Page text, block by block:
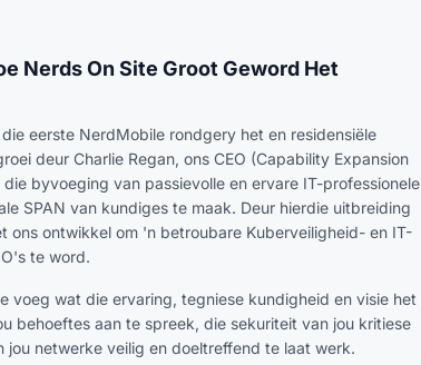
Nerds On Site Groot Geword Het
eerste NerdMobile rondgery het en residensiële
deur Charlie Regan, ons CEO (Capability Expansion
byvoeging van passievolle en ervare IT-professionele
SPAN van kundiges te maak. Deur hierdie uitbreiding
ons ontwikkel om 'n betroubare Kuberveiligheid- en IT-
te word.
voeg wat die ervaring, tegniese kundigheid en visie het
behoeftes aan te spreek, die sekuriteit van jou kritiese
jou netwerke veilig en doeltreffend te laat werk.